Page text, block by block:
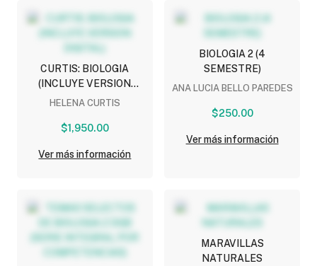
CURTIS: BIOLOGIA
(INCLUYE VERSION
DIGITAL)
HELENA CURTIS
$1,950.00
Ver más información
BIOLOGIA 2 (4
SEMESTRE)
ANA LUCIA BELLO PAREDES
$250.00
Ver más información
MARAVILLAS
NATURALES